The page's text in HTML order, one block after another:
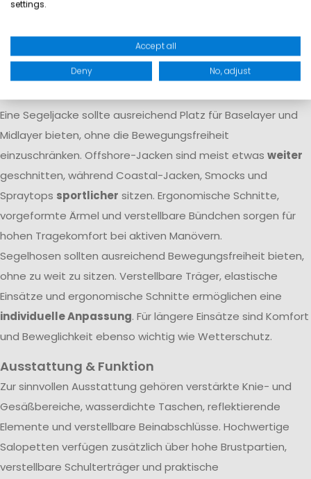
Atmungsaktivität dafür, dass Feuchtigkeit von innen nach
außen transportiert wird. Nur das Zusammenspiel beider
Eigenschaftengarantiert langfristigen Komfortauf dem
Eine Segeljacke sollte ausreichend Platz für Baselayer und
Midlayer bieten, ohne die Bewegungsfreiheit
einzuschränken. Offshore-Jacken sind meist etwas weiter
geschnitten, während Coastal-Jacken, Smocks und
Spraytops sportlicher sitzen. Ergonomische Schnitte,
vorgeformte Ärmel und verstellbare Bündchen sorgen für
hohen Tragekomfort bei aktiven Manövern.
Segelhosen sollten ausreichend Bewegungsfreiheit bieten,
ohne zu weit zu sitzen. Verstellbare Träger, elastische
Einsätze und ergonomische Schnitte ermöglichen eine
individuelle Anpassung. Für längere Einsätze sind Komfort
und Beweglichkeit ebenso wichtig wie Wetterschutz.
Ausstattung & Funktion
Zur sinnvollen Ausstattung gehören verstärkte Knie- und
Gesäßbereiche, wasserdichte Taschen, reflektierende
Elemente und verstellbare Beinabschlüsse. Hochwertige
Salopetten verfügen zusätzlich über hohe Brustpartien,
verstellbare Schulterträger und praktische
settings.
Accept all
Deny No, adjust